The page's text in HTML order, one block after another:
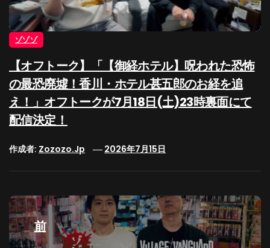
ゾゾゾ
【オフトーク】「【御経ホテル】呪われた恐怖
の最恐廃墟！香川・ホテル甚五郎のお経を追
え！」オフトークが7月18日(土)23時裏面にて
配信決定！
作成者: Zozozo.jp 2026年7月15日
投
稿 前